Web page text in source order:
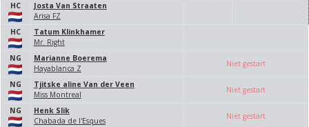
HC
Josta Van Straaten
Arisa FZ
HC
Tatum Klinkhamer
Mr. Right
NG
Marianne Boerema
Hayablanca Z
Niet gestart
NG
Tjitske aline Van der Veen
Miss Montreal
Niet gestart
NG
Henk Slik
Chabada de l'Esques
Niet gestart